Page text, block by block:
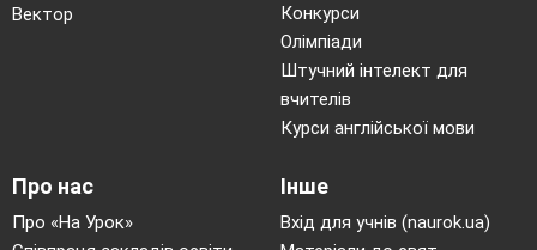
Вектор
Конкурси
Олімпіади
Штучний інтелект для
вчителів
Курси англійської мови
Про нас
Про «На Урок»
Інше
Вхід для учнів (naurok.ua)